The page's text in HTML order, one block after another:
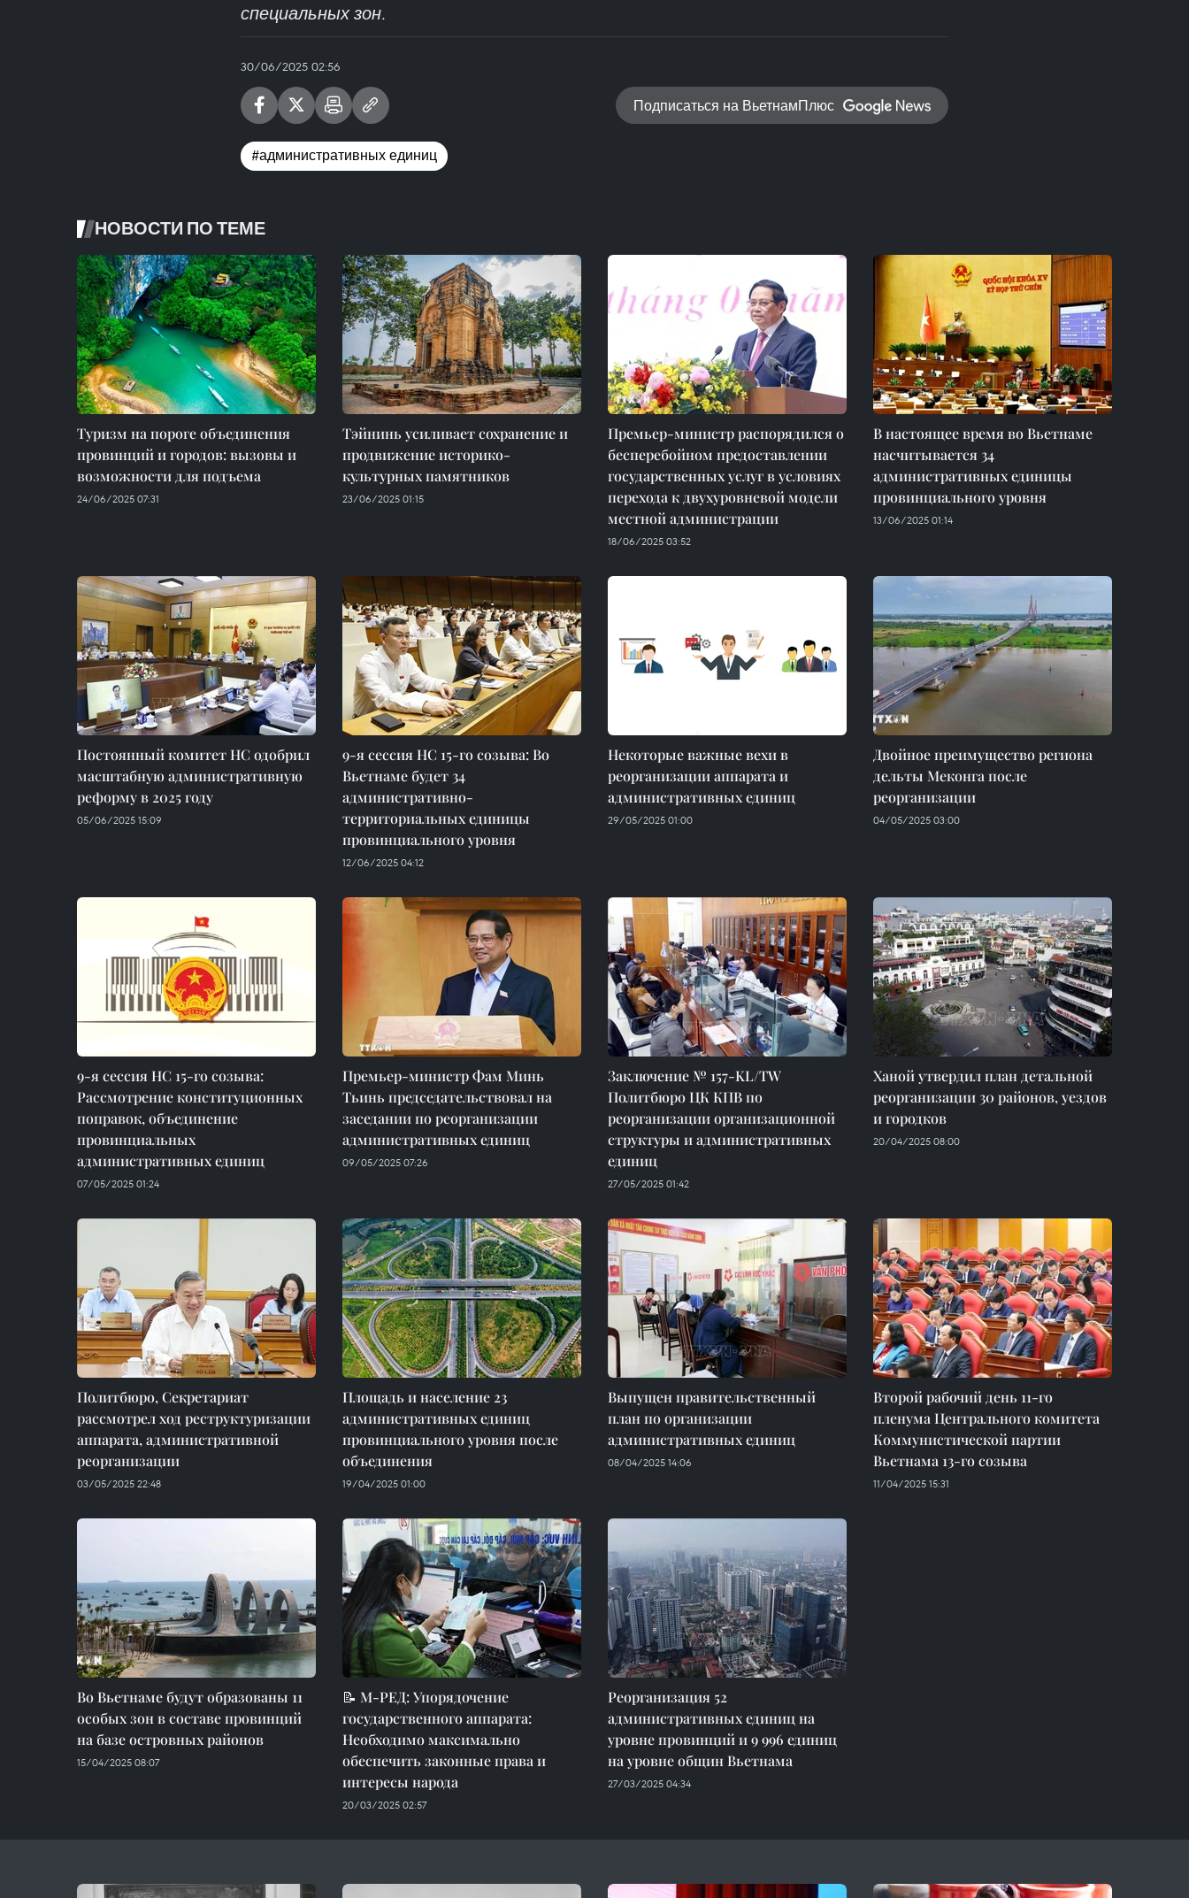
специальных зон.
30/06/2025 02:56
Подписаться на ВьетнамПлюс
#административных единиц
НОВОСТИ ПО ТЕМЕ
Туризм на пороге объединения
провинций и городов: вызовы и
возможности для подъема
24/06/2025 07:31
Тэйнинь усиливает сохранение и
продвижение историко-
культурных памятников
23/06/2025 01:15
Премьер-министр распорядился о
бесперебойном предоставлении
государственных услуг в условиях
перехода к двухуровневой модели
местной администрации
18/06/2025 03:52
В настоящее время во Вьетнаме
насчитывается 34
административных единицы
провинциального уровня
13/06/2025 01:14
Постоянный комитет НС одобрил
масштабную административную
реформу в 2025 году
05/06/2025 15:09
9-я сессия НС 15-го созыва: Во
Вьетнаме будет 34
административно-
территориальных единицы
провинциального уровня
12/06/2025 04:12
Некоторые важные вехи в
реорганизации аппарата и
административных единиц
29/05/2025 01:00
Двойное преимущество региона
дельты Меконга после
реорганизации
04/05/2025 03:00
9-я сессия НС 15-го cозыва:
Рассмотрение конституционных
поправок, объединение
провинциальных
административных единиц
07/05/2025 01:24
Премьер-министр Фам Минь
Тьинь председательствовал на
заседании по реорганизации
административных единиц
09/05/2025 07:26
Заключение № 157-KL/TW
Политбюро ЦК КПВ по
реорганизации организационной
структуры и административных
единиц
27/05/2025 01:42
Ханой утвердил план детальной
реорганизации 30 районов, уездов
и городков
20/04/2025 08:00
Политбюро, Секретариат
рассмотрел ход реструктуризации
аппарата, административной
реорганизации
03/05/2025 22:48
Площадь и население 23
административных единиц
провинциального уровня после
объединения
19/04/2025 01:00
Выпущен правительственный
план по организации
административных единиц
08/04/2025 14:06
Второй рабочий день 11-го
пленума Центрального комитета
Коммунистической партии
Вьетнама 13-го созыва
11/04/2025 15:31
Во Вьетнаме будут образованы 11
особых зон в составе провинций
на базе островных районов
15/04/2025 08:07
📝 М-РЕД: Упорядочение
государственного аппарата:
Необходимо максимально
обеспечить законные права и
интересы народа
20/03/2025 02:57
Реорганизация 52
административных единиц на
уровне провинций и 9 996 единиц
на уровне общин Вьетнама
27/03/2025 04:34